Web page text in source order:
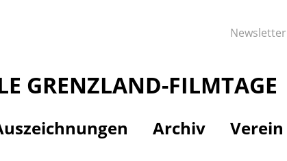
Newsletter
GRENZLAND-FILMTAGE
Archiv Verein